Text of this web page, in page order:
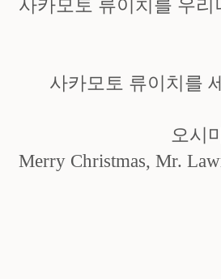
사카모토 류이치를 우
사카모토 류이치를
오시
Merry Christmas, Mr.